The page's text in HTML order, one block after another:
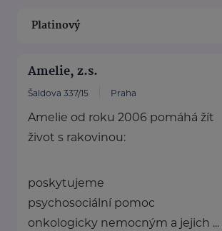
Platinový
Amelie, z.s.
Šaldova 337/15 Praha
Amelie od roku 2006 pomáhá žít
život s rakovinou:
poskytujeme
psychosociální pomoc
onkologicky nemocným a jejich ...